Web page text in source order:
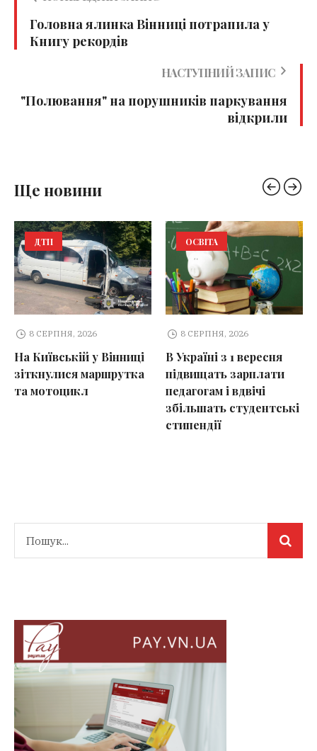
Головна ялинка Вінниці потрапила у
Книгу рекордів
НАСТУПНИЙ ЗАПИС
"Полювання" на порушників паркування
відкрили
Ще новини
ДТП
8 СЕРПНЯ, 2026
На Київській у Вінниці
зіткнулися маршрутка
та мотоцикл
ОСВІТА
8 СЕРПНЯ, 2026
В Україні з 1 вересня
підвищать зарплати
педагогам і вдвічі
збільшать студентські
стипендії